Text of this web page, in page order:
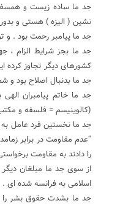
جد ما ساده زیست و
نشین ( الیزه ) هستی و
جد ما پیامبر رحمت بود . و
جد ما بجز شرایط الزام ،
کشورهای دیگر تجاوز کرده
جد ما بدنبال اصلاح بود و
جد ما خاتم پیامبران
(کالوینیسم = فلسفه و
جد ما نخستین فرد عامل به
“عدم مقاومت در برابر
را دادند به مقاومت
از سوی جد ما مبلغان دیگر
اسلامی به فرانسه شده ای .
جد ما بشدت حقوق بشر را